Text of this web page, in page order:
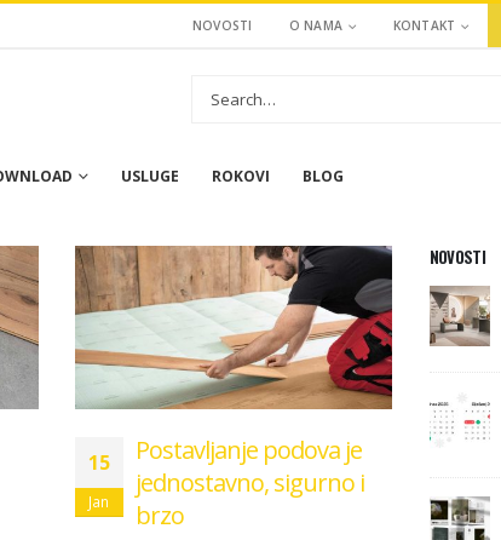
NOVOSTI O NAMA KONTAKT
USLUGE ROKOVI BLOG
15
Jan
Postavljanje podova je
jednostavno, sigurno i
brzo
NOVOSTI